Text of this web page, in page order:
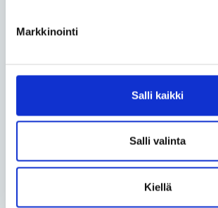
Markkinointi
Salli kaikki
Salli valinta
Kiellä
vammaisia ihmisiä
Luonnossa Harri Venäläinen
• 27.05.2026
Perhe on uuden äärellä,
syntyy lyhytkasvuisena